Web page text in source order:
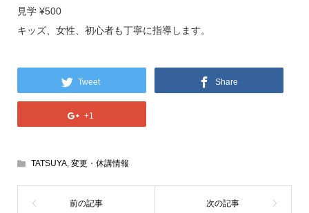
見学 ¥500
キッズ、女性、初心者も丁寧に指導します。
Tweet Share
+1
TATSUYA, 変更・休講情報